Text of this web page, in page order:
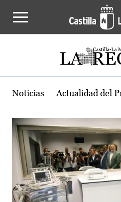
Actualidad de la
Noticias Actualidad del